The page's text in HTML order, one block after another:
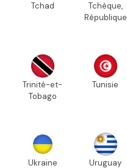
Tchad
Tchèque,
République
Trinité-et-
Tobago
Tunisie
Ukraine Uruguay